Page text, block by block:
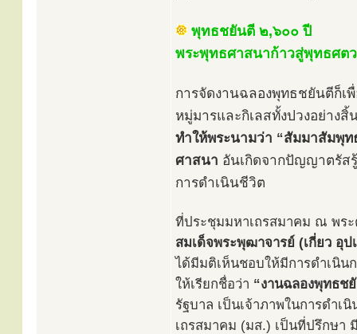
พุทธชยันตี ๒,๖๐๐ ปี
พระพุทธศาสนาก้าวสู่พุทธศต
การจัดงานฉลองพุทธชยันตีก็เ
หมู่มารและกิเลสทั้งปวงอย่าง
ทำให้พระนามว่า “สัมมาสัมพุ
ศาสนา อันเกิดจากปัญญาตรัส
การดำเนินชีวิต
ที่ประชุมมหาเถรสมาคม ณ พระ
สมเด็จพระพุฒาจารย์ (เกี่ยว อุ
ได้มีมติเห็นชอบให้มีการดำเนิน
ให้เรียกชื่อว่า “งานฉลองพุทธช
รัฐบาล เป็นเจ้าภาพในการดำ
เถรสมาคม (มส.) เป็นที่ปรึกษา